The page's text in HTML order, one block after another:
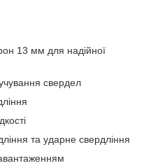
13 мм для надійної
свердел
та ударне свердління